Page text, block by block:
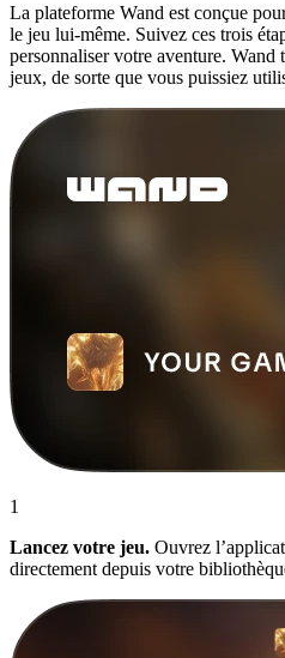
La plateforme Wand est conçue
le jeu lui-même. Suivez ces trois
personnaliser votre aventure. Wand
jeux, de sorte que vous puissiez
1
Lancez votre jeu. Ouvrez
directement depuis votre